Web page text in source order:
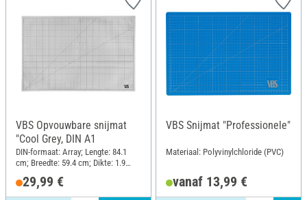
VBS Opvouwbare snijmat
"Cool Grey, DIN A1
DIN-formaat: Array; Lengte: 84.1
cm; Breedte: 59.4 cm; Dikte: 1.9
(PVC)
29,99 €
VBS Snijmat "Professionele"
Materiaal: Polyvinylchloride (PVC)
vanaf 13,99 €